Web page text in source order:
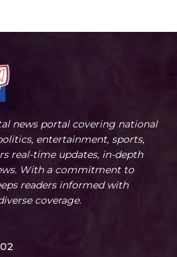
news portal covering national
entertainment, sports,
real-time updates, in-depth
With a commitment to
readers informed with
coverage.